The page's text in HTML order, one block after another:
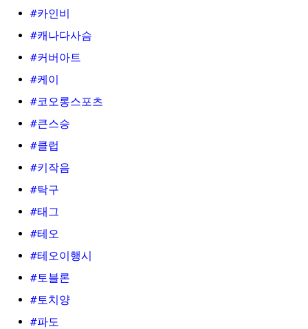
#카인비
#캐나다사슴
#커버아트
#케이
#코오롱스포츠
#큰스승
#클럽
#키작음
#탁구
#태그
#테오
#테오이행시
#토블론
#토치양
#파도